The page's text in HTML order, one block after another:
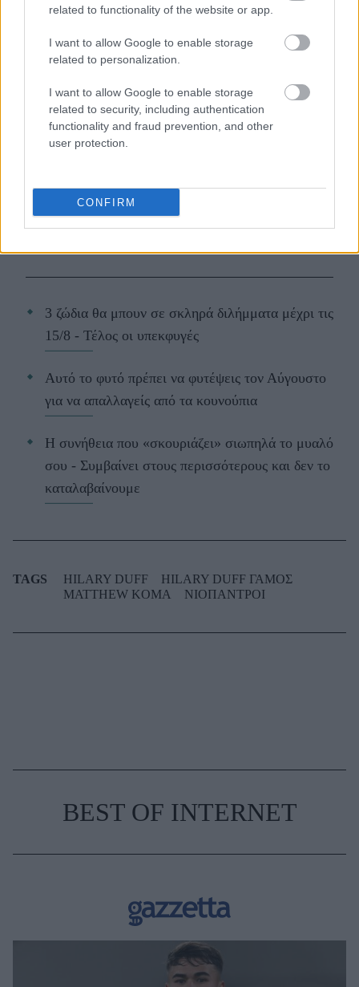
related to functionality of the website or app.
I want to allow Google to enable storage
related to personalization.
I want to allow Google to enable storage
related to security, including authentication
functionality and fraud prevention, and other
user protection.
CONFIRM
Μάθε τώρα όλα τα νέα για τα
αγαπημένα σου διάσημα πρόσωπα.
Ακολούθησε το JennyGr στο
Google News
3 ζώδια θα μπουν σε σκληρά διλήμματα μέχρι τις
15/8 - Τέλος οι υπεκφυγές
Αυτό το φυτό πρέπει να φυτέψεις τον Αύγουστο
για να απαλλαγείς από τα κουνούπια
Η συνήθεια που «σκουριάζει» σιωπηλά το μυαλό
σου - Συμβαίνει στους περισσότερους και δεν το
καταλαβαίνουμε
TAGS HILARY DUFF
HILARY DUFF ΓΑΜΟΣ
MATTHEW KOMA
ΝΙΟΠΑΝΤΡΟΙ
BEST OF INTERNET